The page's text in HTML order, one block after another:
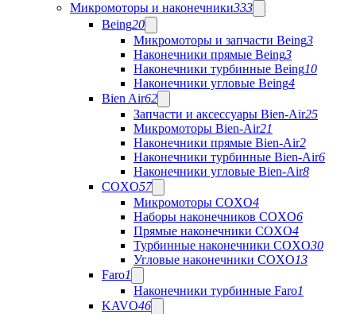
Микромоторы и наконечники333
Being20
Микромоторы и запчасти Being3
Наконечники прямые Being3
Наконечники турбинные Being10
Наконечники угловые Being4
Bien Air62
Запчасти и аксессуары Bien-Air25
Микромоторы Bien-Air21
Наконечники прямые Bien-Air2
Наконечники турбинные Bien-Air6
Наконечники угловые Bien-Air8
COXO57
Микромоторы COXO4
Наборы наконечников COXO6
Прямые наконечники COXO4
Турбинные наконечники COXO30
Угловые наконечники COXO13
Faro1
Наконечники турбинные Faro1
KAVO46